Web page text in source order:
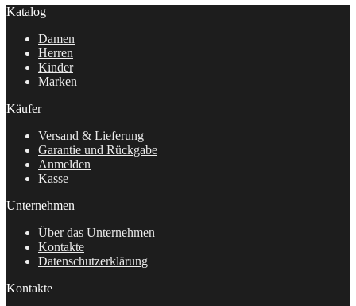
Katalog
Damen
Herren
Kinder
Marken
Käufer
Versand & Lieferung
Garantie und Rückgabe
Anmelden
Kasse
Unternehmen
Über das Unternehmen
Kontakte
Datenschutzerklärung
Kontakte